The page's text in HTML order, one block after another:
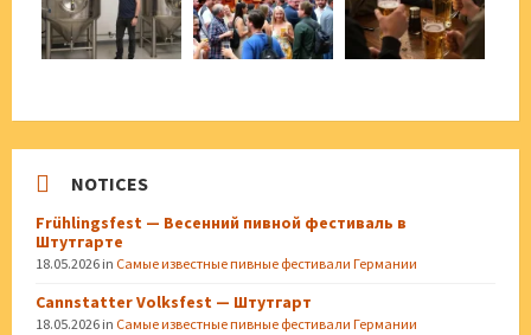
NOTICES
Frühlingsfest — Весенний пивной фестиваль в
Штутгарте
18.05.2026 in Самые известные пивные фестивали Германии
Cannstatter Volksfest — Штутгарт
18.05.2026 in Самые известные пивные фестивали Германии